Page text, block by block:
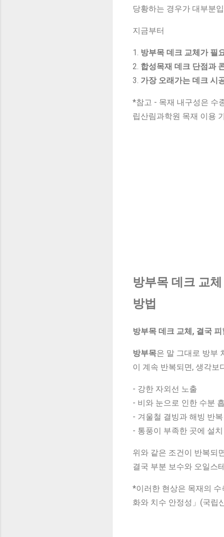
당황하는 경우가 대부분
지금부터
1. 방부목 데크 교체가 필
2. 합성목재 데크 단점과
3. 가장 오래가는 데크 시
*참고 - 목재 내구성은 수
립산림과학원 목재 이용
방부목 데크 교
방법
방부목 데크 교체, 결국
방부목은 말 그대로 방부
이 계속 반복되면, 생각보
- 강한 자외선 노출
- 비와 눈으로 인한 수분
- 겨울철 결빙과 해빙 반복
- 통풍이 부족한 곳에 설치
위와 같은 조건이 반복되
결국 부분 보수와 오일스
*이러한 현상은 목재의
화와 치수 안정성」(국립